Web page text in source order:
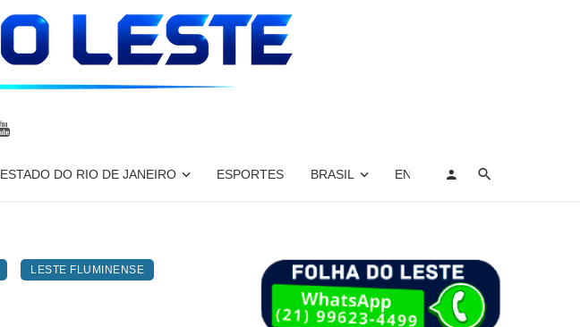
ESTADO DO RIO DE JANEIRO ESPORTES BRASIL ENTRETENIMENTO, ARTES E
LESTE FLUMINENSE